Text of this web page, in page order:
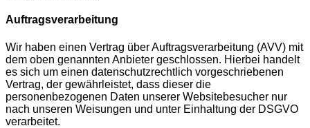
Auftragsverarbeitung
Wir haben einen Vertrag über Auftragsverarbeitung (AVV) mit
dem oben genannten Anbieter geschlossen. Hierbei handelt
es sich um einen datenschutzrechtlich vorgeschriebenen
Vertrag, der gewährleistet, dass dieser die
personenbezogenen Daten unserer Websitebesucher nur
nach unseren Weisungen und unter Einhaltung der DSGVO
verarbeitet.